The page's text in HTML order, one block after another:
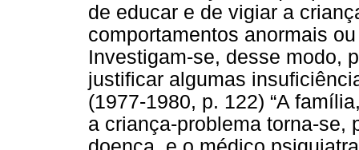
de educar e de vigiar a
comportamentos anormais
Investigam-se, desse modo,
justificar algumas
(1977-1980, p. 122) “A
a criança-problema torna-se,